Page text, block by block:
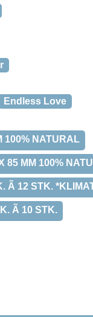
Endless Love
100% NATURAL
85 MM 100%
12 STK.
Ã 10 STK.